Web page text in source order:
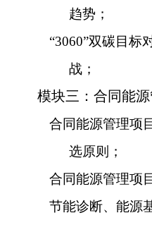
趋势；
“3060”双碳目标
战；
模块三：合同能
合同能源管理项
选原则；
合同能源管理项
节能诊断、能源